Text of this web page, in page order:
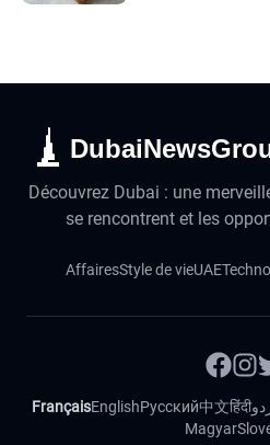
Découvrez Dubai : une
se rencontrent et les
AffairesStyle de vieUAE
FrançaisEnglishРусский中文हिंदी
Magyar